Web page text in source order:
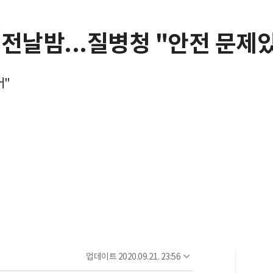
날밤...질병청 "안전 문제
"
업데이트 2020.09.21. 23:56